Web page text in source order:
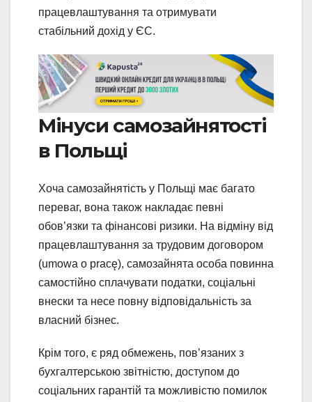
працевлаштування та отримувати
стабільний дохід у ЄС.
Мінуси самозайнятості
в Польщі
Хоча самозайнятість у Польщі має багато
переваг, вона також накладає певні
обов’язки та фінансові ризики. На відміну від
працевлаштування за трудовим договором
(umowa o pracę), самозайнята особа повинна
самостійно сплачувати податки, соціальні
внески та несе повну відповідальність за
власний бізнес.
Крім того, є ряд обмежень, пов’язаних з
бухгалтерською звітністю, доступом до
соціальних гарантій та можливістю помилок